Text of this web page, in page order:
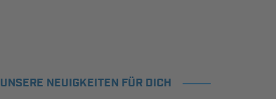
UNSERE NEUIGKEITEN FÜR DICH